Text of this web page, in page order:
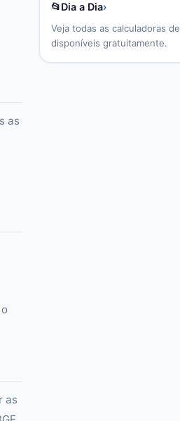
as
as
📂Dia a Dia›
Veja todas as calculadoras de
disponíveis gratuitamente.